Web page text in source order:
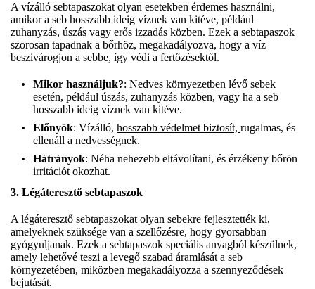
A vízálló sebtapaszokat olyan esetekben érdemes használni,
amikor a seb hosszabb ideig víznek van kitéve, például
zuhanyzás, úszás vagy erős izzadás közben. Ezek a sebtapaszok
szorosan tapadnak a bőrhöz, megakadályozva, hogy a víz
beszivárogjon a sebbe, így védi a fertőzésektől.
Mikor használjuk?: Nedves környezetben lévő sebek
esetén, például úszás, zuhanyzás közben, vagy ha a seb
hosszabb ideig víznek van kitéve.
Előnyök: Vízálló, hosszabb védelmet biztosít, rugalmas, és
ellenáll a nedvességnek.
Hátrányok: Néha nehezebb eltávolítani, és érzékeny bőrön
irritációt okozhat.
3. Légáteresztő sebtapaszok
A légáteresztő sebtapaszokat olyan sebekre fejlesztették ki,
amelyeknek szüksége van a szellőzésre, hogy gyorsabban
gyógyuljanak. Ezek a sebtapaszok speciális anyagból készülnek,
amely lehetővé teszi a levegő szabad áramlását a seb
környezetében, miközben megakadályozza a szennyeződések
bejutását.